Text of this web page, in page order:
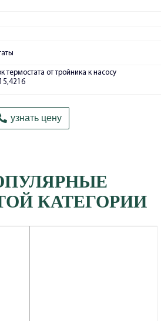
термостата от тройника к насосу
узнать цену
КАТЕГОРИИ